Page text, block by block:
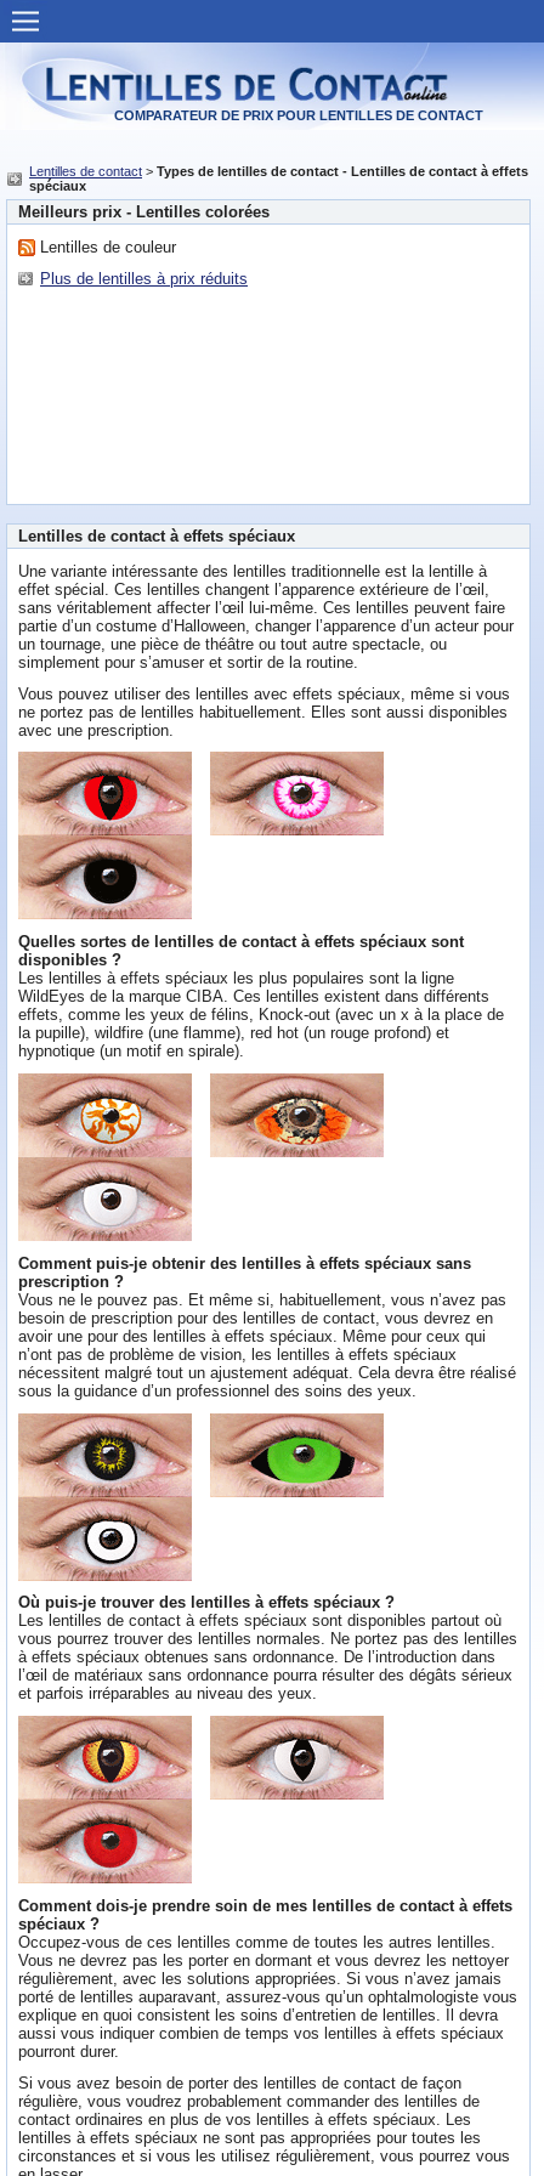
Lentilles de contact
Offres pour des lentilles
Les lentilles populaires
Types de lentilles
COMPARATEUR DE PRIX POUR LENTILLES DE CONTACT
Lentilles de contact > Types de lentilles de contact - Lentilles de contact à effets
spéciaux
Meilleurs prix - Lentilles colorées
Lentilles de couleur
Plus de lentilles à prix réduits
Lentilles de contact à effets spéciaux
Une variante intéressante des lentilles traditionnelle est la lentille à
effet spécial. Ces lentilles changent l’apparence extérieure de l’œil,
sans véritablement affecter l’œil lui-même. Ces lentilles peuvent faire
partie d’un costume d’Halloween, changer l’apparence d’un acteur pour
un tournage, une pièce de théâtre ou tout autre spectacle, ou
simplement pour s’amuser et sortir de la routine.
Vous pouvez utiliser des lentilles avec effets spéciaux, même si vous
ne portez pas de lentilles habituellement. Elles sont aussi disponibles
avec une prescription.
Quelles sortes de lentilles de contact à effets spéciaux sont
disponibles ?
Les lentilles à effets spéciaux les plus populaires sont la ligne
WildEyes de la marque CIBA. Ces lentilles existent dans différents
effets, comme les yeux de félins, Knock-out (avec un x à la place de
la pupille), wildfire (une flamme), red hot (un rouge profond) et
hypnotique (un motif en spirale).
Comment puis-je obtenir des lentilles à effets spéciaux sans
prescription ?
Vous ne le pouvez pas. Et même si, habituellement, vous n’avez pas
besoin de prescription pour des lentilles de contact, vous devrez en
avoir une pour des lentilles à effets spéciaux. Même pour ceux qui
n’ont pas de problème de vision, les lentilles à effets spéciaux
nécessitent malgré tout un ajustement adéquat. Cela devra être réalisé
sous la guidance d’un professionnel des soins des yeux.
Où puis-je trouver des lentilles à effets spéciaux ?
Les lentilles de contact à effets spéciaux sont disponibles partout où
vous pourrez trouver des lentilles normales. Ne portez pas des lentilles
à effets spéciaux obtenues sans ordonnance. De l’introduction dans
l’œil de matériaux sans ordonnance pourra résulter des dégâts sérieux
et parfois irréparables au niveau des yeux.
Comment dois-je prendre soin de mes lentilles de contact à effets
spéciaux ?
Occupez-vous de ces lentilles comme de toutes les autres lentilles.
Vous ne devrez pas les porter en dormant et vous devrez les nettoyer
régulièrement, avec les solutions appropriées. Si vous n’avez jamais
porté de lentilles auparavant, assurez-vous qu’un ophtalmologiste vous
explique en quoi consistent les soins d’entretien de lentilles. Il devra
aussi vous indiquer combien de temps vos lentilles à effets spéciaux
pourront durer.
Si vous avez besoin de porter des lentilles de contact de façon
régulière, vous voudrez probablement commander des lentilles de
contact ordinaires en plus de vos lentilles à effets spéciaux. Les
lentilles à effets spéciaux ne sont pas appropriées pour toutes les
circonstances et si vous les utilisez régulièrement, vous pourrez vous